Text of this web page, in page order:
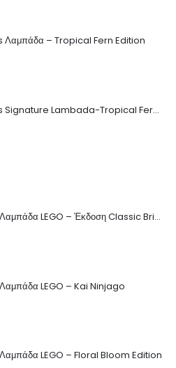
Λαμπάδα – Tropical Fern Edition
Replay Toys Signature Lambada-Tropical Fern edition 2026
Χειροποίητη Λαμπάδα LEGO – Έκδοση Classic Brick
Λαμπάδα LEGO – Kai Ninjago
Λαμπάδα LEGO – Floral Bloom Edition